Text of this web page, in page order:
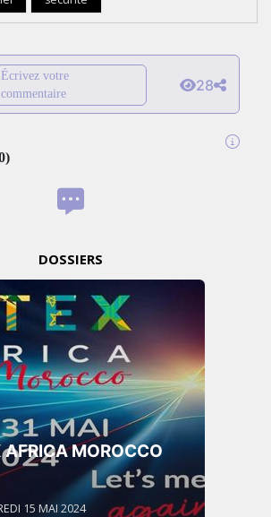
Écrivez votre
commentaire
28
)
DOSSIERS
AFRICA MOROCCO
15 MAI 2024